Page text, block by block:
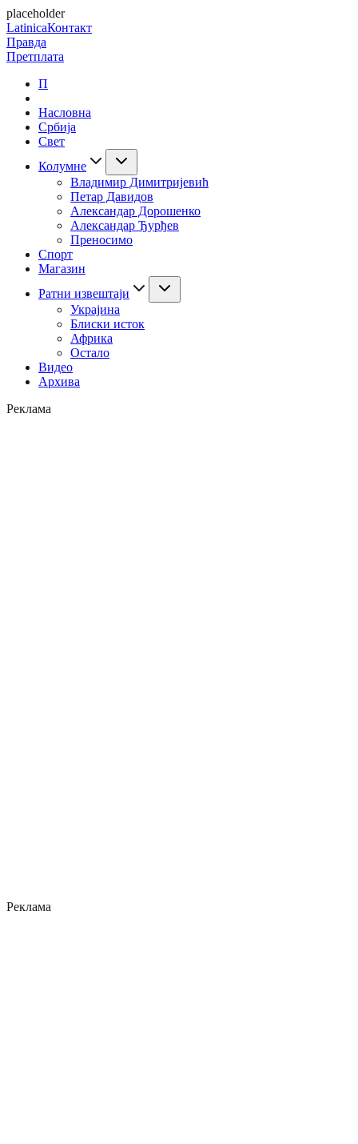
placeholder
LatinicaКонтакт
Правда
Претплата
П
Насловна
Србија
Свет
Колумне
Владимир Димитријевић
Петар Давидов
Александар Дорошенко
Александар Ђурђев
Преносимо
Спорт
Магазин
Ратни извештаји
Украјина
Блиски исток
Африка
Остало
Видео
Архива
Реклама
Реклама